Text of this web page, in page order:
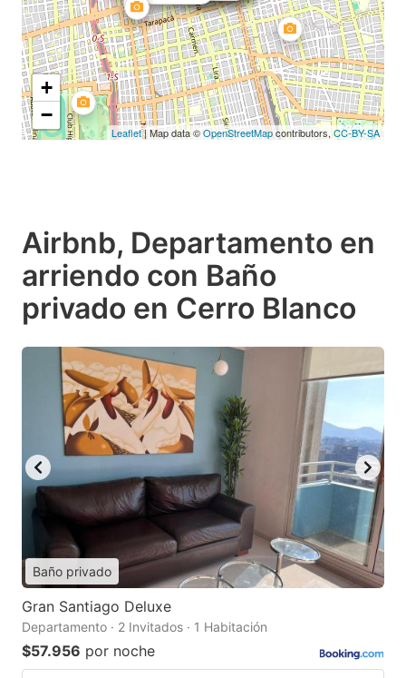
+
−
Leaflet| Map data ©OpenStreetMapcontributors,CC-BY-SA
Airbnb, Departamento en
arriendo con Baño
privado en Cerro Blanco
Baño privado
Gran Santiago Deluxe
Departamento · 2 Invitados · 1 Habitación
$57.956 por noche